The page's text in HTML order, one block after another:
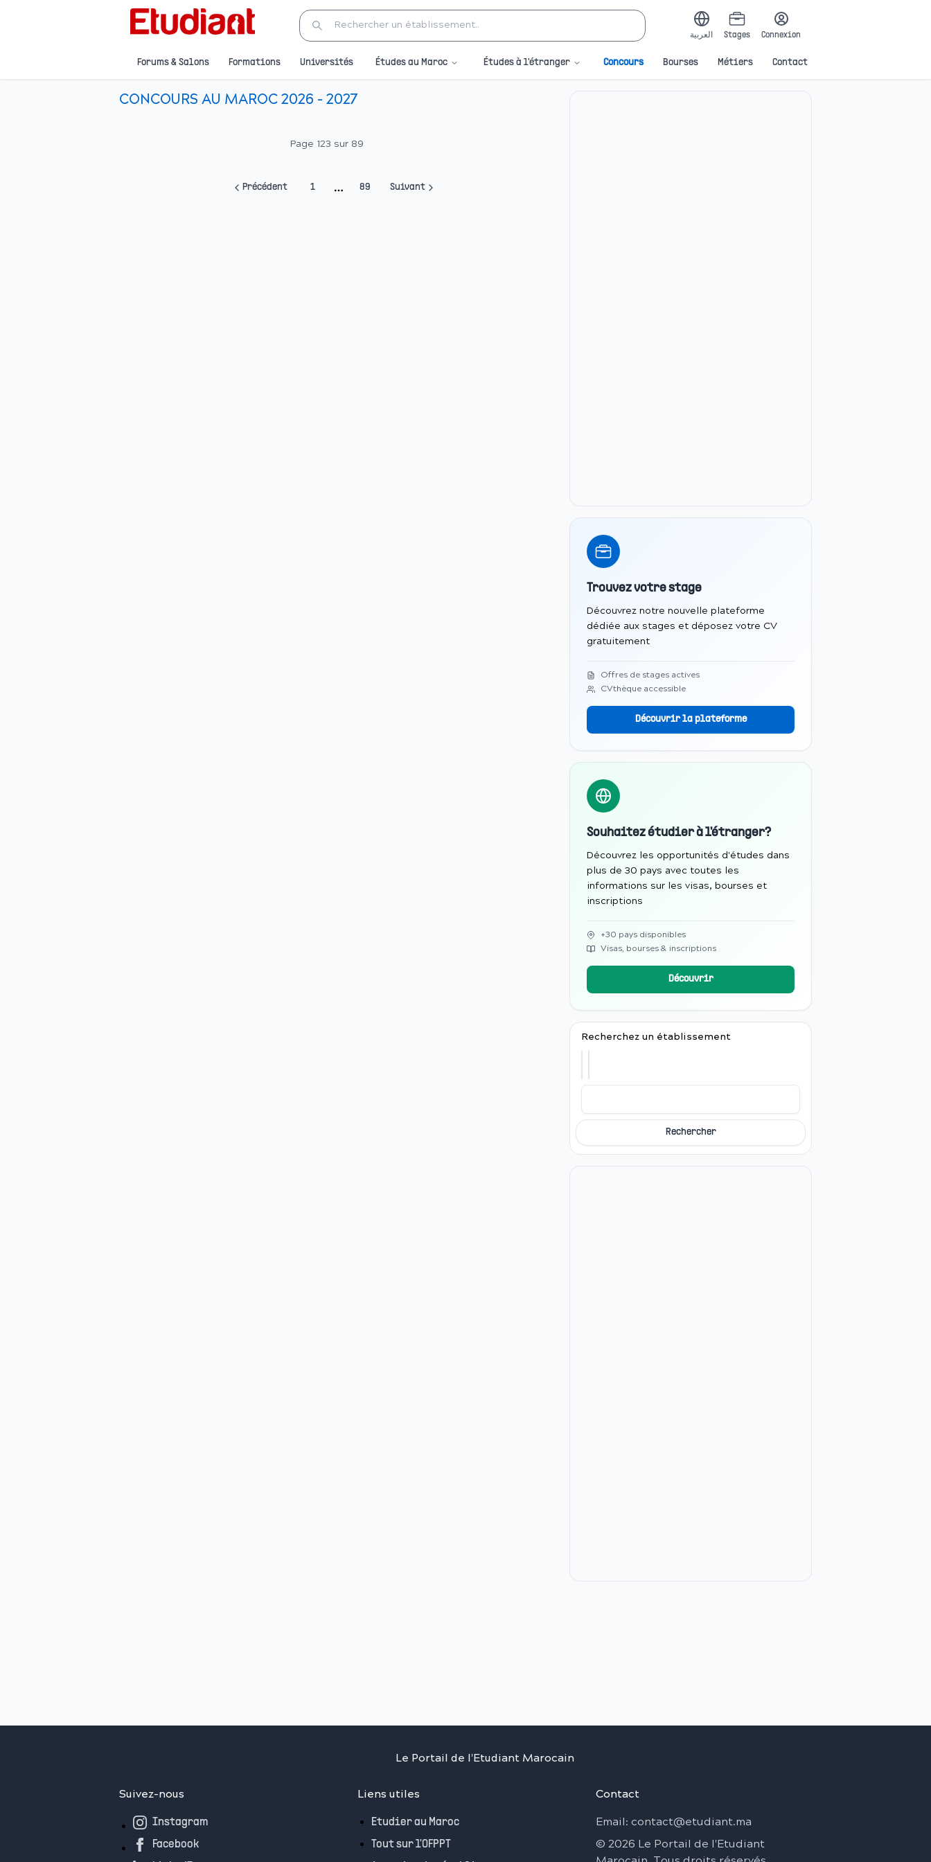
العربية Stages Connexion
Forums & Salons Formations Universités Études au Maroc Études à l'étranger Concours Bourses Métiers Contact
CONCOURS AU MAROC 2026 - 2027
Page 123 sur 89
Précédent 1 89 Suivant
Trouvez votre stage
Découvrez notre nouvelle plateforme
dédiée aux stages et déposez votre CV
gratuitement
Offres de stages actives
CVthèque accessible
Découvrir la plateforme
Souhaitez étudier à l'étranger?
Découvrez les opportunités d'études dans
plus de 30 pays avec toutes les
informations sur les visas, bourses et
inscriptions
+30 pays disponibles
Visas, bourses & inscriptions
Découvrir
Recherchez un établissement
Rechercher
Le Portail de l'Etudiant Marocain
Suivez-nous
Instagram
Facebook
Liens utiles
Etudier au Maroc
Tout sur l'OFPPT
Contact
Email: contact@etudiant.ma
© 2026 Le Portail de l'Etudiant